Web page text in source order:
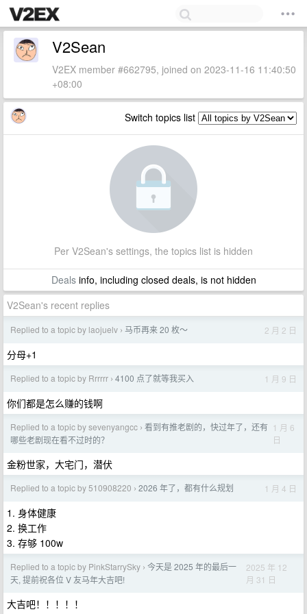
V2Sean
V2EX member #662795, joined on 2023-11-16 11:40:50
+08:00
Switch topics list
Per V2Sean's settings, the topics list is hidden
Dealsinfo, including closed deals, is not hidden
V2Sean's recent replies
Replied to a topic by laojuelv › 马币再来 20 枚～ 2 月 2 日
分母+1
Replied to a topic by Rrrrrr › 4100 点了就等我买入 1 月 9 日
你们都是怎么赚的钱啊
Replied to a topic by sevenyangcc › 看到有推老剧的，快过年了，还有
哪些老剧现在看不过时的？
1 月 6
日
金粉世家，大宅门，潜伏
Replied to a topic by 510908220 › 2026 年了，都有什么规划 1 月 4 日
1. 身体健康
2. 换工作
3. 存够 100w
Replied to a topic by PinkStarrySky › 今天是 2025 年的最后一
天, 提前祝各位 V 友马年大吉吧!
2025 年 12
月 31 日
大吉吧！！！！！